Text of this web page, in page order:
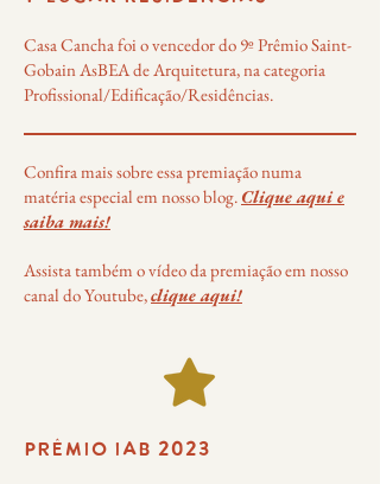
Casa Cancha foi o vencedor do 9º Prêmio Saint-
Gobain AsBEA de Arquitetura, na categoria
Profissional/Edificação/Residências.
Confira mais sobre essa premiação numa
matéria especial em nosso blog. Clique aqui e
saiba mais!
Assista também o vídeo da premiação em nosso
canal do Youtube,clique aqui!
PRÊMIO IAB 2023